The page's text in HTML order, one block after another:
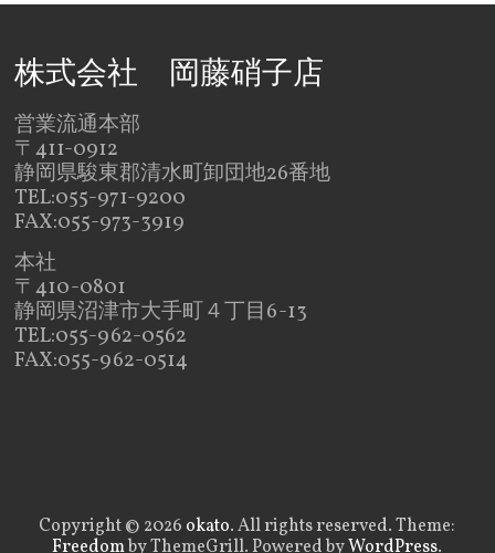
株式会社 岡藤硝子店
営業流通本部
〒411-0912
静岡県駿東郡清水町卸団地26番地
TEL:055-971-9200
FAX:055-973-3919
本社
〒410-0801
静岡県沼津市大手町４丁目6-13
TEL:055-962-0562
FAX:055-962-0514
Copyright © 2026 okato. All rights reserved. Theme:
Freedomby ThemeGrill. Powered byWordPress.